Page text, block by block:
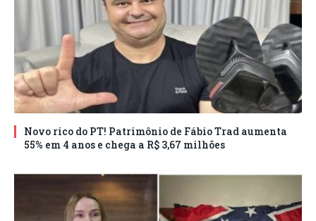
Novo rico do PT! Patrimônio de Fábio Trad aumenta
55% em 4 anos e chega a R$ 3,67 milhões